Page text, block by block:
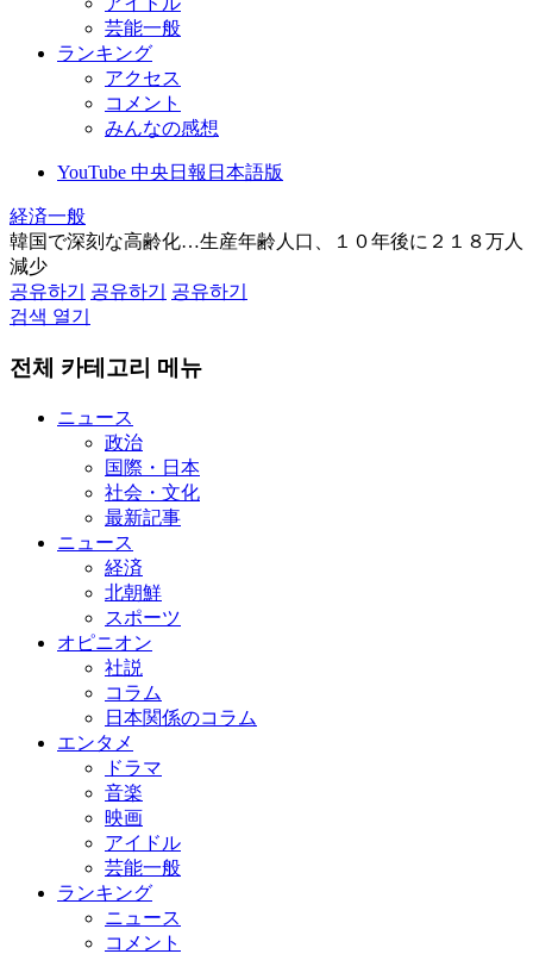
芸能一般
ランキング
アクセス
コメント
みんなの感想
YouTube 中央日報日本語版
経済一般
韓国で深刻な高齢化…生産年齢人口、１０年後に２１８万人
減少
공유하기
공유하기
공유하기
검색 열기
전체 카테고리 메뉴
ニュース
政治
国際・日本
社会・文化
最新記事
ニュース
経済
北朝鮮
スポーツ
オピニオン
社説
コラム
日本関係のコラム
エンタメ
ドラマ
音楽
映画
アイドル
芸能一般
ランキング
ニュース
コメント